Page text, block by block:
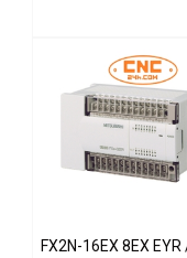
FX2N-16EX 8EX EYR